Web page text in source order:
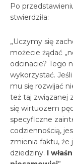
Po
stwierdziła:
„Uczymy się
możecie żądać
odcinacie? Tego
wykorzystać.
mu się rozwijać
też taj związanej
się wirtuozem
specyficzne
codziennością,
zmienia faktu, że
dziedziny. I